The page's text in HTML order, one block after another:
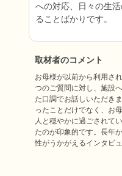
への対応、日々の生
ることばかりです。
取材者のコメント
お母様が以前から利用さ
つのご質問に対し、施設
た口調でお話しいただき
ったことだけでなく、お
人と穏やかに過ごされて
たのが印象的です。長年
性がうかがえるインタビュ